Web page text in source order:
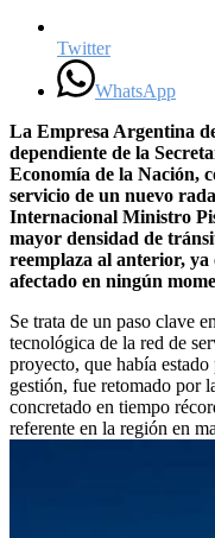
Twitter
WhatsApp
La Empresa Argentina
dependiente de la
Economía de la Nación,
servicio de un nuevo
Internacional Ministro
mayor densidad de
reemplaza al anterior,
afectado en ningún
Se trata de un paso clave
tecnológica de la red de
proyecto, que había
gestión, fue retomado por
concretado en tiempo
referente en la región en